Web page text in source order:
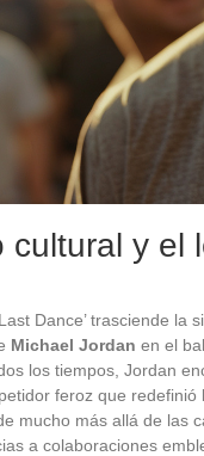
cultural y el
Dance’ trasciende
Michael Jordan en el
los tiempos, Jordan
feroz que redefinió
mucho más allá de
a colaboraciones